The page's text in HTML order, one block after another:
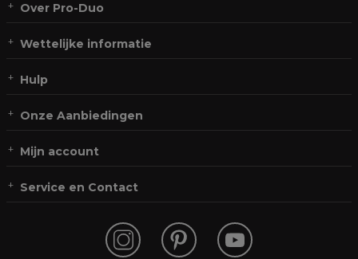
Over Pro-Duo
Wettelijke informatie
Hulp
Onze Aanbiedingen
Mijn account
Service en Contact